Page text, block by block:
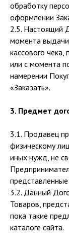
обработку
оформлении
2.5. Настоящий
момента
кассового
или с момента
намерении
«Заказать».
3. Предмет
3.1. Продавец
физическому
иных нужд, не
3.2. Данный
Товаров,
пока такие
каталоге сайта.